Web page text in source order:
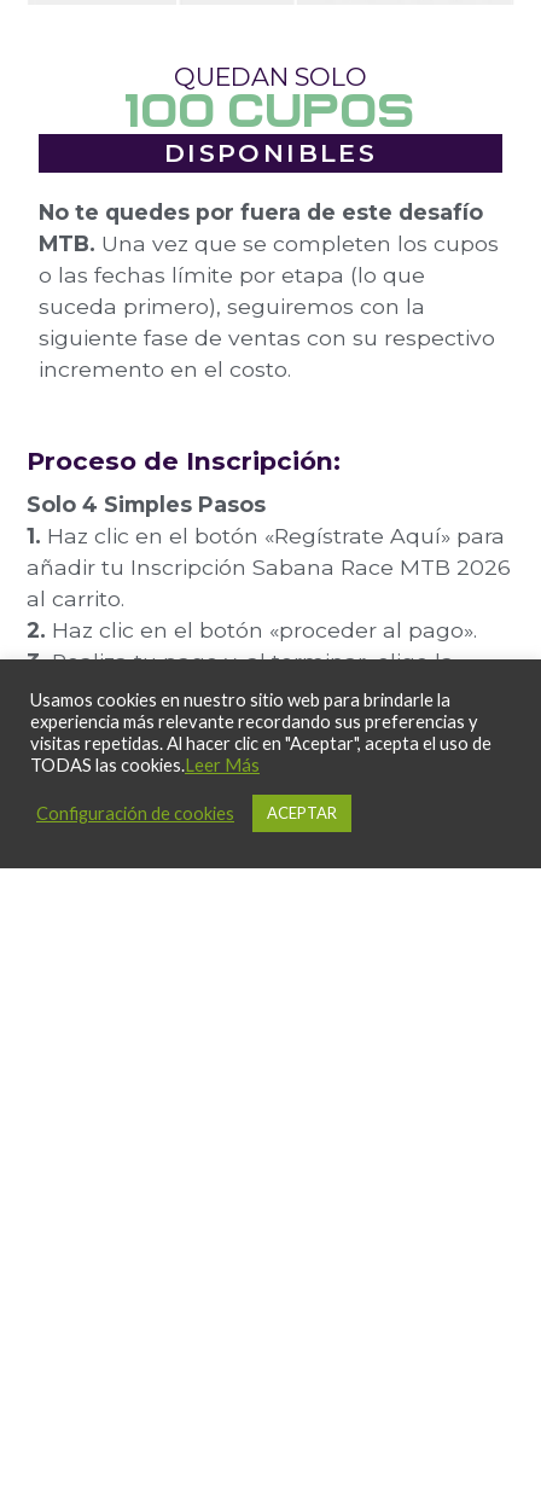
QUEDAN SOLO
100 CUPOS
DISPONIBLES
No te quedes por fuera de este desafío
MTB. Una vez que se completen los cupos
o las fechas límite por etapa (lo que
suceda primero), seguiremos con la
siguiente fase de ventas con su respectivo
incremento en el costo.
Proceso de Inscripción:
Solo 4 Simples Pasos
1. Haz clic en el botón «Regístrate Aquí» para
añadir tu Inscripción Sabana Race MTB 2026
al carrito.
2. Haz clic en el botón «proceder al pago».
3.Realiza tu pago y, al terminar, elige la
opción «Regresar al sitio de la tienda».
4.Tu pago será validado y a tu correo
registrado llegará un email con las
Usamos cookies en nuestro sitio web para brindarle la
experiencia más relevante recordando sus preferencias y
visitas repetidas. Al hacer clic en "Aceptar", acepta el uso de
TODAS las cookies.Leer Más
Configuración de cookies ACEPTAR